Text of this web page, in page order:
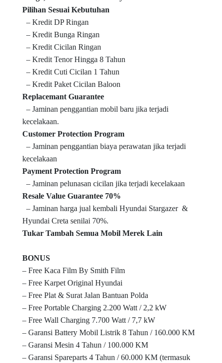
Pilihan Sesuai Kebutuhan
– Kredit DP Ringan
– Kredit Bunga Ringan
– Kredit Cicilan Ringan
– Kredit Tenor Hingga 8 Tahun
– Kredit Cuti Cicilan 1 Tahun
– Kredit Paket Cicilan Baloon
Replacemant Guarantee
– Jaminan penggantian mobil baru jika terjadi
kecelakaan.
Customer Protection Program
– Jaminan penggantian biaya perawatan jika terjadi
kecelakaan
Payment Protection Program
– Jaminan pelunasan cicilan jika terjadi kecelakaan
Resale Value Guarantee 70%
– Jaminan harga jual kembali Hyundai Stargazer &
Hyundai Creta senilai 70%.
Tukar Tambah Semua Mobil Merek Lain
BONUS
– Free Kaca Film By Smith Film
– Free Karpet Original Hyundai
– Free Plat & Surat Jalan Bantuan Polda
– Free Portable Charging 2.200 Watt / 2,2 kW
– Free Wall Charging 7.700 Watt / 7,7 kW
– Garansi Battery Mobil Listrik 8 Tahun / 160.000 KM
– Garansi Mesin 4 Tahun / 100.000 KM
– Garansi Spareparts 4 Tahun / 60.000 KM (termasuk